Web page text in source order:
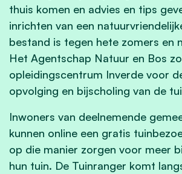
thuis komen en advies en tips
inrichten van een
bestand is tegen hete zomers en
Het Agentschap Natuur en Bos
opleidingscentrum Inverde voor
opvolging en bijscholing van de
Inwoners van deelnemende
kunnen online een gratis
op die manier zorgen voor meer
hun tuin. De Tuinranger komt